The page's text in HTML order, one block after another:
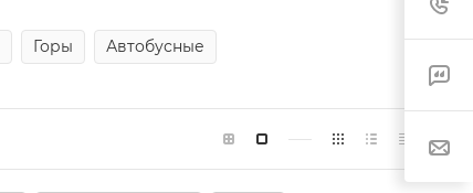
Горы Автобусные